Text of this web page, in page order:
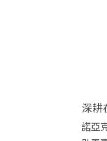
深耕
諾亞